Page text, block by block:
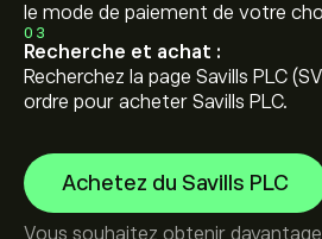
le mode de paiement de votre
03
Recherche et achat :
Recherchez la page Savills PLC
ordre pour acheter Savills PLC.
Achetez du Savills PLC
Vous souhaitez obtenir